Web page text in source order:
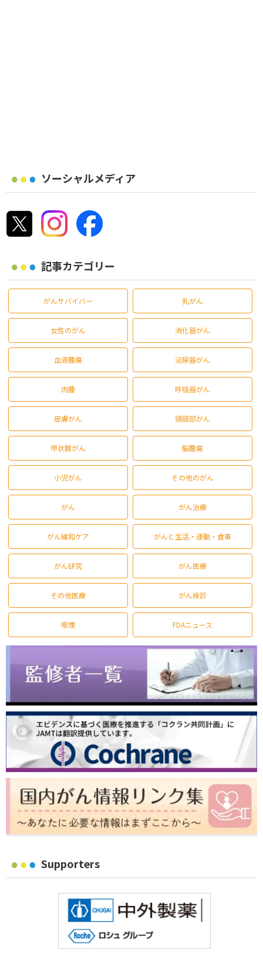
ソーシャルメディア
記事カテゴリー
がんサバイバー 乳がん
女性のがん 消化器がん
血液腫瘍 泌尿器がん
肉腫 呼吸器がん
皮膚がん 頭頸部がん
甲状腺がん 脳腫瘍
小児がん その他のがん
がん がん治療
がん緩和ケア がんと生活・運動・食事
がん研究 がん医療
その他医療 がん検診
喫煙 FDAニュース
Supporters